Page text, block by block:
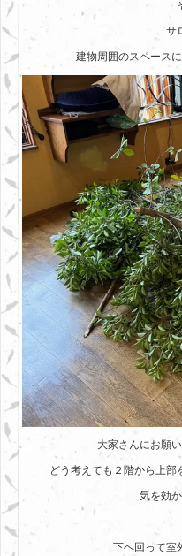
サ
建物周囲のスペース
大家さんにお願
どう考えても２階から上
気を効
下へ回って室